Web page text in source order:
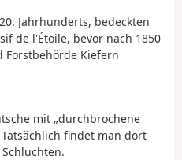
Jahrhunderts, bedeckten
de l'Étoile, bevor nach 1850
Kiefern
mit „durchbrochene
findet man dort